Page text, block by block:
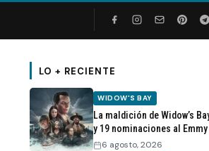
LO + RECIENTE
WIDOW'S BAY
La maldición de Widow’s
y 19 nominaciones al Emmy
6 agosto, 2026